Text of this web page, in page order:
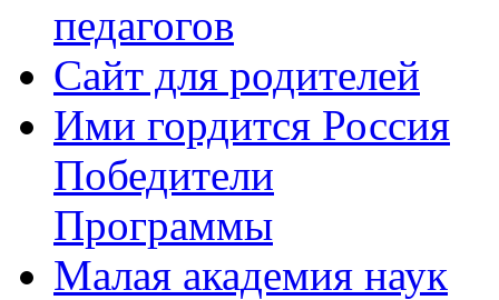
педагогов
Сайт для родителей
Ими гордится Россия
Победители
Программы
Малая академия наук